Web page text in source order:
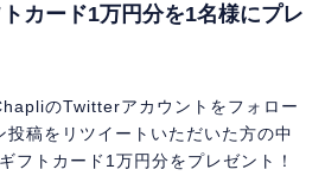
カード1万円分を1名様にプレ
のTwitterアカウントをフォロー
投稿をリツイートいただいた方の中
フトカード1万円分をプレゼント！